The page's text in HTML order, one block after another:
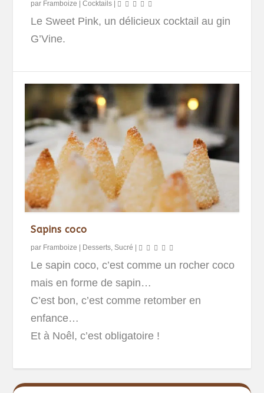
par Framboize |Cocktails |
Le Sweet Pink, un délicieux cocktail au gin
G’Vine.
Sapins coco
par Framboize | Desserts ,Sucré |
Le sapin coco, c’est comme un rocher coco
mais en forme de sapin…
C’est bon, c’est comme retomber en
enfance…
Et à Noêl, c’est obligatoire !